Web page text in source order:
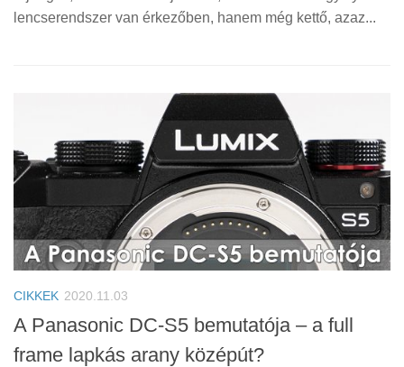
lencserendszer van érkezőben, hanem még kettő, azaz...
CIKKEK 2020.11.03
A Panasonic DC-S5 bemutatója – a full
frame lapkás arany középút?